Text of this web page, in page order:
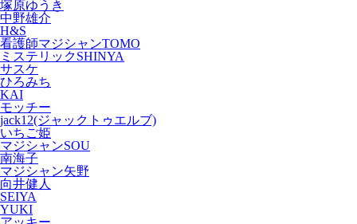
塚原ゆうき
中野雄介
H&S
看護師マジシャンTOMO
ミステリックSHINYA
サスケ
ひろみち
KAI
モッチー
jack12(ジャックトゥエルブ)
いちご姫
マジシャンSOU
南海子
マジシャン矢野
向井健人
SEIYA
YUKI